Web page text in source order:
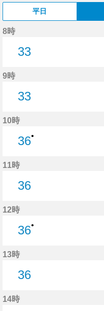
平日
8時
33
9時
33
10時
36●
11時
36
12時
36●
13時
36
14時